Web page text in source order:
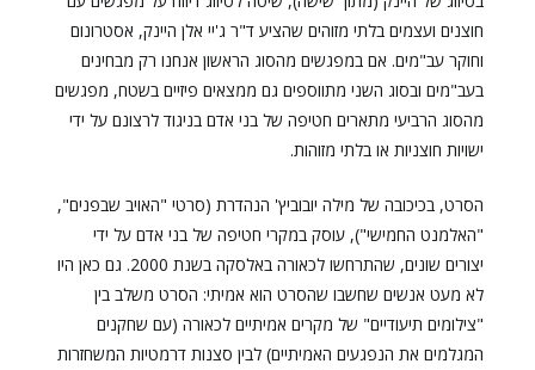
חוצנים ועצמים בלתי מזוהים שהציע ד"ר ג'יי אלן היינק, אסטרונום
וחוקר עב"מים. אם במפגשים מהסוג הראשון אנחנו רק מבחינים
בעב"מים ובסוג השני מתווספים גם ממצאים פיזיים בשטח, מפגשים
מהסוג הרביעי מתארים חטיפה של בני אדם בניגוד לרצונם על ידי
ישויות חוצניות או בלתי מזוהות.
הסרט, בכיכובה של מילה יובוביץ' הנהדרת (סרטי "האויב שבפנים",
"האלמנט החמישי"), עוסק במקרי חטיפה של בני אדם על ידי
יצורים שונים, שהתרחשו לכאורה באלסקה בשנת 2000. גם כאן היו
לא מעט אנשים שחשבו שהסרט הוא אמיתי: הסרט משלב בין
"צילומים תיעודיים" של מקרים אמיתיים לכאורה (עם שחקנים
המגלמים את הנפגעים האמיתיים) לבין סצנות דרמטיות המשחזרות